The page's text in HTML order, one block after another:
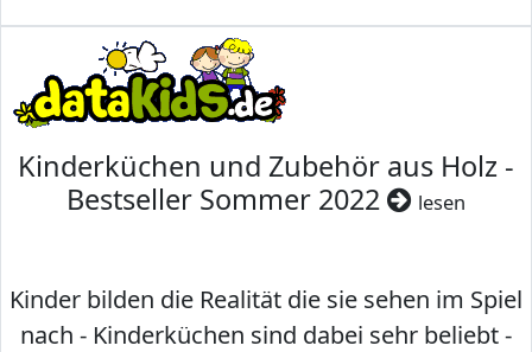
Kinderküchen und Zubehör aus Holz -
Bestseller Sommer 2022
lesen
Kinder bilden die Realität die sie sehen im Spiel
nach - Kinderküchen sind dabei sehr beliebt -